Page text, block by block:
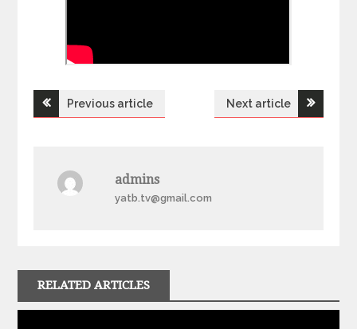
Н
г
а
Previous article Next article
admins
yatb.tv@gmail.com
RELATED ARTICLES